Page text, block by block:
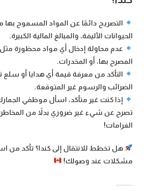
التصريح دائمًا عن المواد المسموح بها
الحيوانات الأليفة، والمبالغ المالية الكبيرة.
عدم محاولة إدخال أي مواد محظورة مثل
المصرح بها، أو المخدرات.
التأكد من معرفة قيمة أي هدايا أو
الضرائب والرسوم غير المتوقعة.
إذا كنت غير متأكد، اسأل موظفي
تصرح عن شيء غير ضروري بدلاً من المخاطرة
الغرامات!
هل تخطط للانتقال إلى كندا؟ تأكد من
مشكلات عند وصولك!